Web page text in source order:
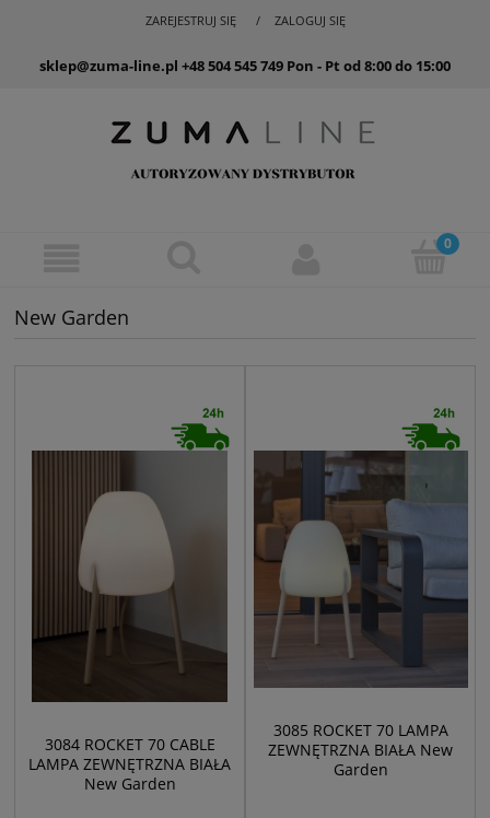
ZAREJESTRUJ SIĘ ZALOGUJ SIĘ
sklep@zuma-line.pl +48 504 545 749 Pon - Pt od 8:00 do 15:00
New Garden
3084 ROCKET 70 CABLE
LAMPA ZEWNĘTRZNA BIAŁA
New Garden
3085 ROCKET 70 LAMPA
ZEWNĘTRZNA BIAŁA New
Garden